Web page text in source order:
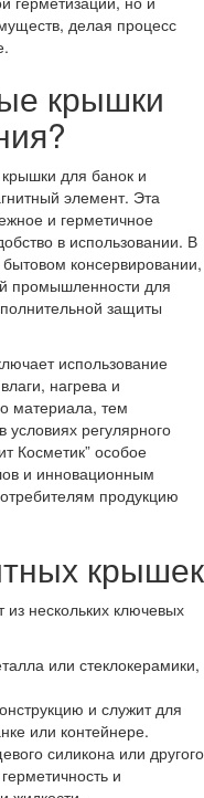
делая процесс
крышки
для банок и
элемент. Эта
и герметичное
в использовании. В
консервировании,
промышленности для
защиты
использование
нагрева и
материала, тем
регулярного
Косметик” особое
и инновационным
продукцию
крышек
из нескольких ключевых
или стеклокерамики,
и служит для
или контейнере.
силикона или другого
и